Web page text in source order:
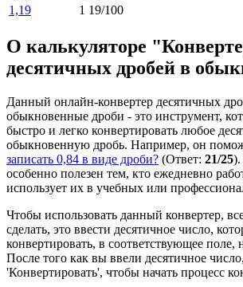
1,19
1 19/100
О калькуляторе
десятичных дробей в
Данный онлайн-конвертер десятичных
обыкновенные дроби - это инструмент,
быстро и легко конвертировать любое
обыкновенную дробь. Например, он
записать 0,84 в виде дроби? (Ответ: 21/25).
особенно полезен тем, кто ежедневно
использует их в учебных или
Чтобы использовать данный конвертер,
сделать, это ввести десятичное число,
конвертировать, в соответствующее поле,
После того как вы ввели десятичное
'Конвертировать', чтобы начать процесс